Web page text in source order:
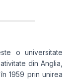
o universitate
din Anglia,
1959 prin unirea